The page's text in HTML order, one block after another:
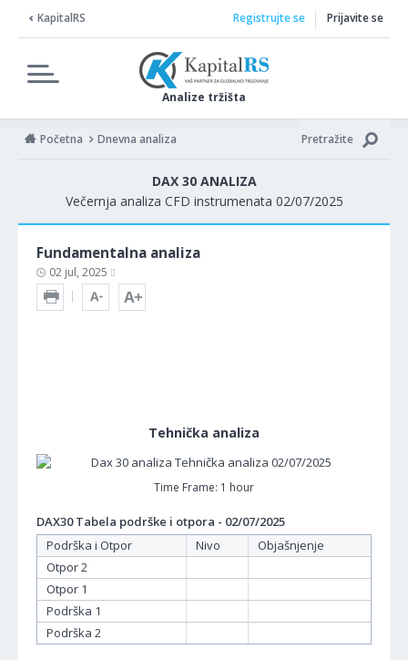
KapitalRS
Analize tržišta
Registrujte se Prijavite se
Početna Dnevna analiza Pretražite
DAX 30 ANALIZA
Večernja analiza CFD instrumenata 02/07/2025
Fundamentalna analiza
02 jul, 2025
Tehnička analiza
Time Frame: 1 hour
DAX30 Tabela podrške i otpora - 02/07/2025
Podrška i Otpor
Nivo
Objašnjenje
Otpor 2
Otpor 1
Podrška 1
Podrška 2